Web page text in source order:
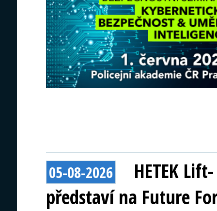
05-08-2026
HETEK
představí na Future